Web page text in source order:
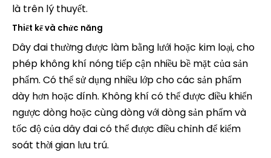
là trên lý thuyết.
Thiết kế và chức năng
Dây đai thường được làm bằng lưới hoặc kim loại, cho
phép không khí nóng tiếp cận nhiều bề mặt của sản
phẩm. Có thể sử dụng nhiều lớp cho các sản phẩm
dày hơn hoặc dính. Không khí có thể được điều khiển
ngược dòng hoặc cùng dòng với dòng sản phẩm và
tốc độ của dây đai có thể được điều chỉnh để kiểm
soát thời gian lưu trú.